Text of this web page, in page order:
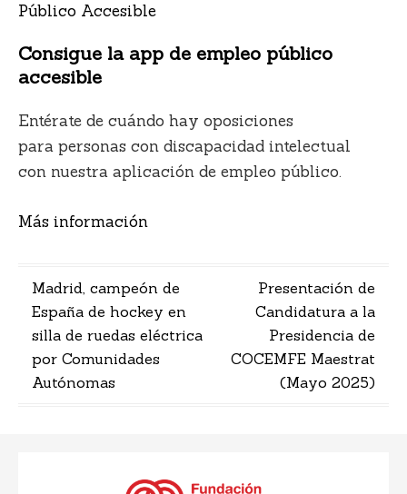
Consigue la app de empleo público
accesible
Entérate de cuándo hay oposiciones
para personas con discapacidad intelectual
con nuestra aplicación de empleo público.
Más información
Navegación
de
entradas
Madrid, campeón de
España de hockey en
silla de ruedas eléctrica
por Comunidades
Autónomas
Presentación de
Candidatura a la
Presidencia de
COCEMFE Maestrat
(Mayo 2025)